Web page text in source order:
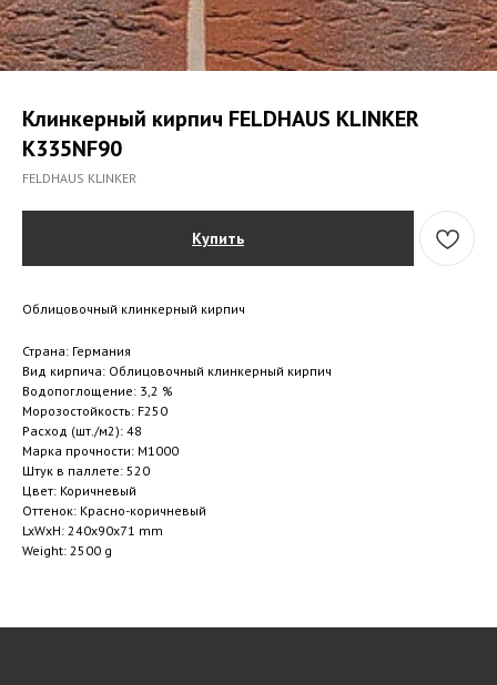
Клинкерный кирпич FELDHAUS KLINKER
K335NF90
FELDHAUS KLINKER
Купить
Облицовочный клинкерный кирпич
Страна: Германия
Вид кирпича: Облицовочный клинкерный кирпич
Водопоглощение: 3,2 %
Морозостойкость: F250
Расход (шт./м2): 48
Марка прочности: M1000
Штук в паллете: 520
Цвет: Коричневый
Оттенок: Красно-коричневый
LxWxH: 240x90x71 mm
Weight: 2500 g